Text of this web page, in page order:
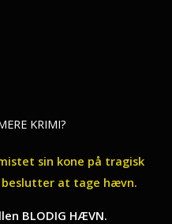
KRIMI?
sin kone på tragisk
beslutter at tage hævn.
BLODIG HÆVN.